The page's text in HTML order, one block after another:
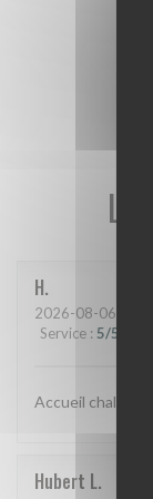
H
2026-08-06 -
Service : 5/5
Accueil
Hubert L